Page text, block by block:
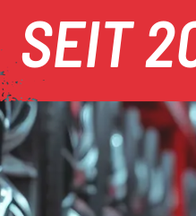
SEIT